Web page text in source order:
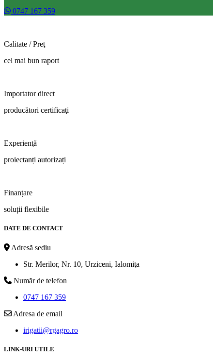
0747 167 359
Calitate / Preţ
cel mai bun raport
Importator direct
producători certificaţi
Experienţă
proiectanți autorizați
Finanțare
soluții flexibile
DATE DE CONTACT
Adresă sediu
Str. Merilor, Nr. 10, Urziceni, Ialomiţa
Număr de telefon
0747 167 359
Adresa de email
irigatii@rgagro.ro
LINK-URI UTILE